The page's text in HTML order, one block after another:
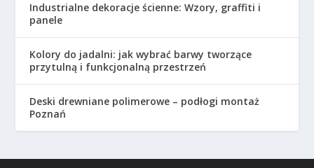
Industrialne dekoracje ścienne: Wzory, graffiti i
panele
Kolory do jadalni: jak wybrać barwy tworzące
przytulną i funkcjonalną przestrzeń
Deski drewniane polimerowe – podłogi montaż
Poznań